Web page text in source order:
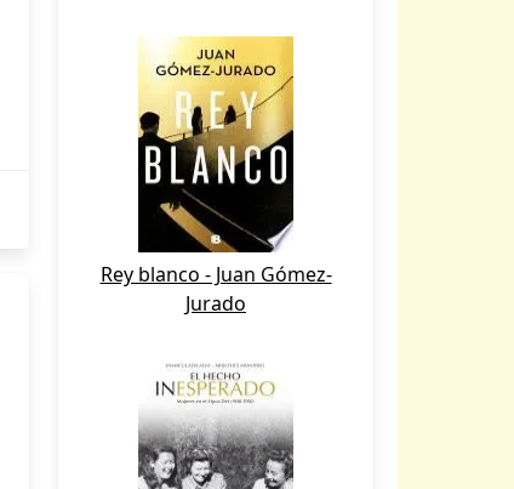
Rey blanco - Juan Gómez-
Jurado